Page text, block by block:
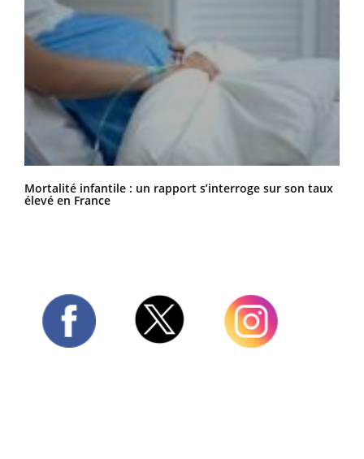
Mortalité infantile : un rapport s’interroge sur son taux
élevé en France